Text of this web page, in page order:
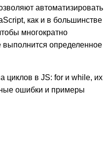
автоматизировать
как и в большинстве
многократно
выполнится определенное
циклов в JS: for и while, их
ошибки и примеры